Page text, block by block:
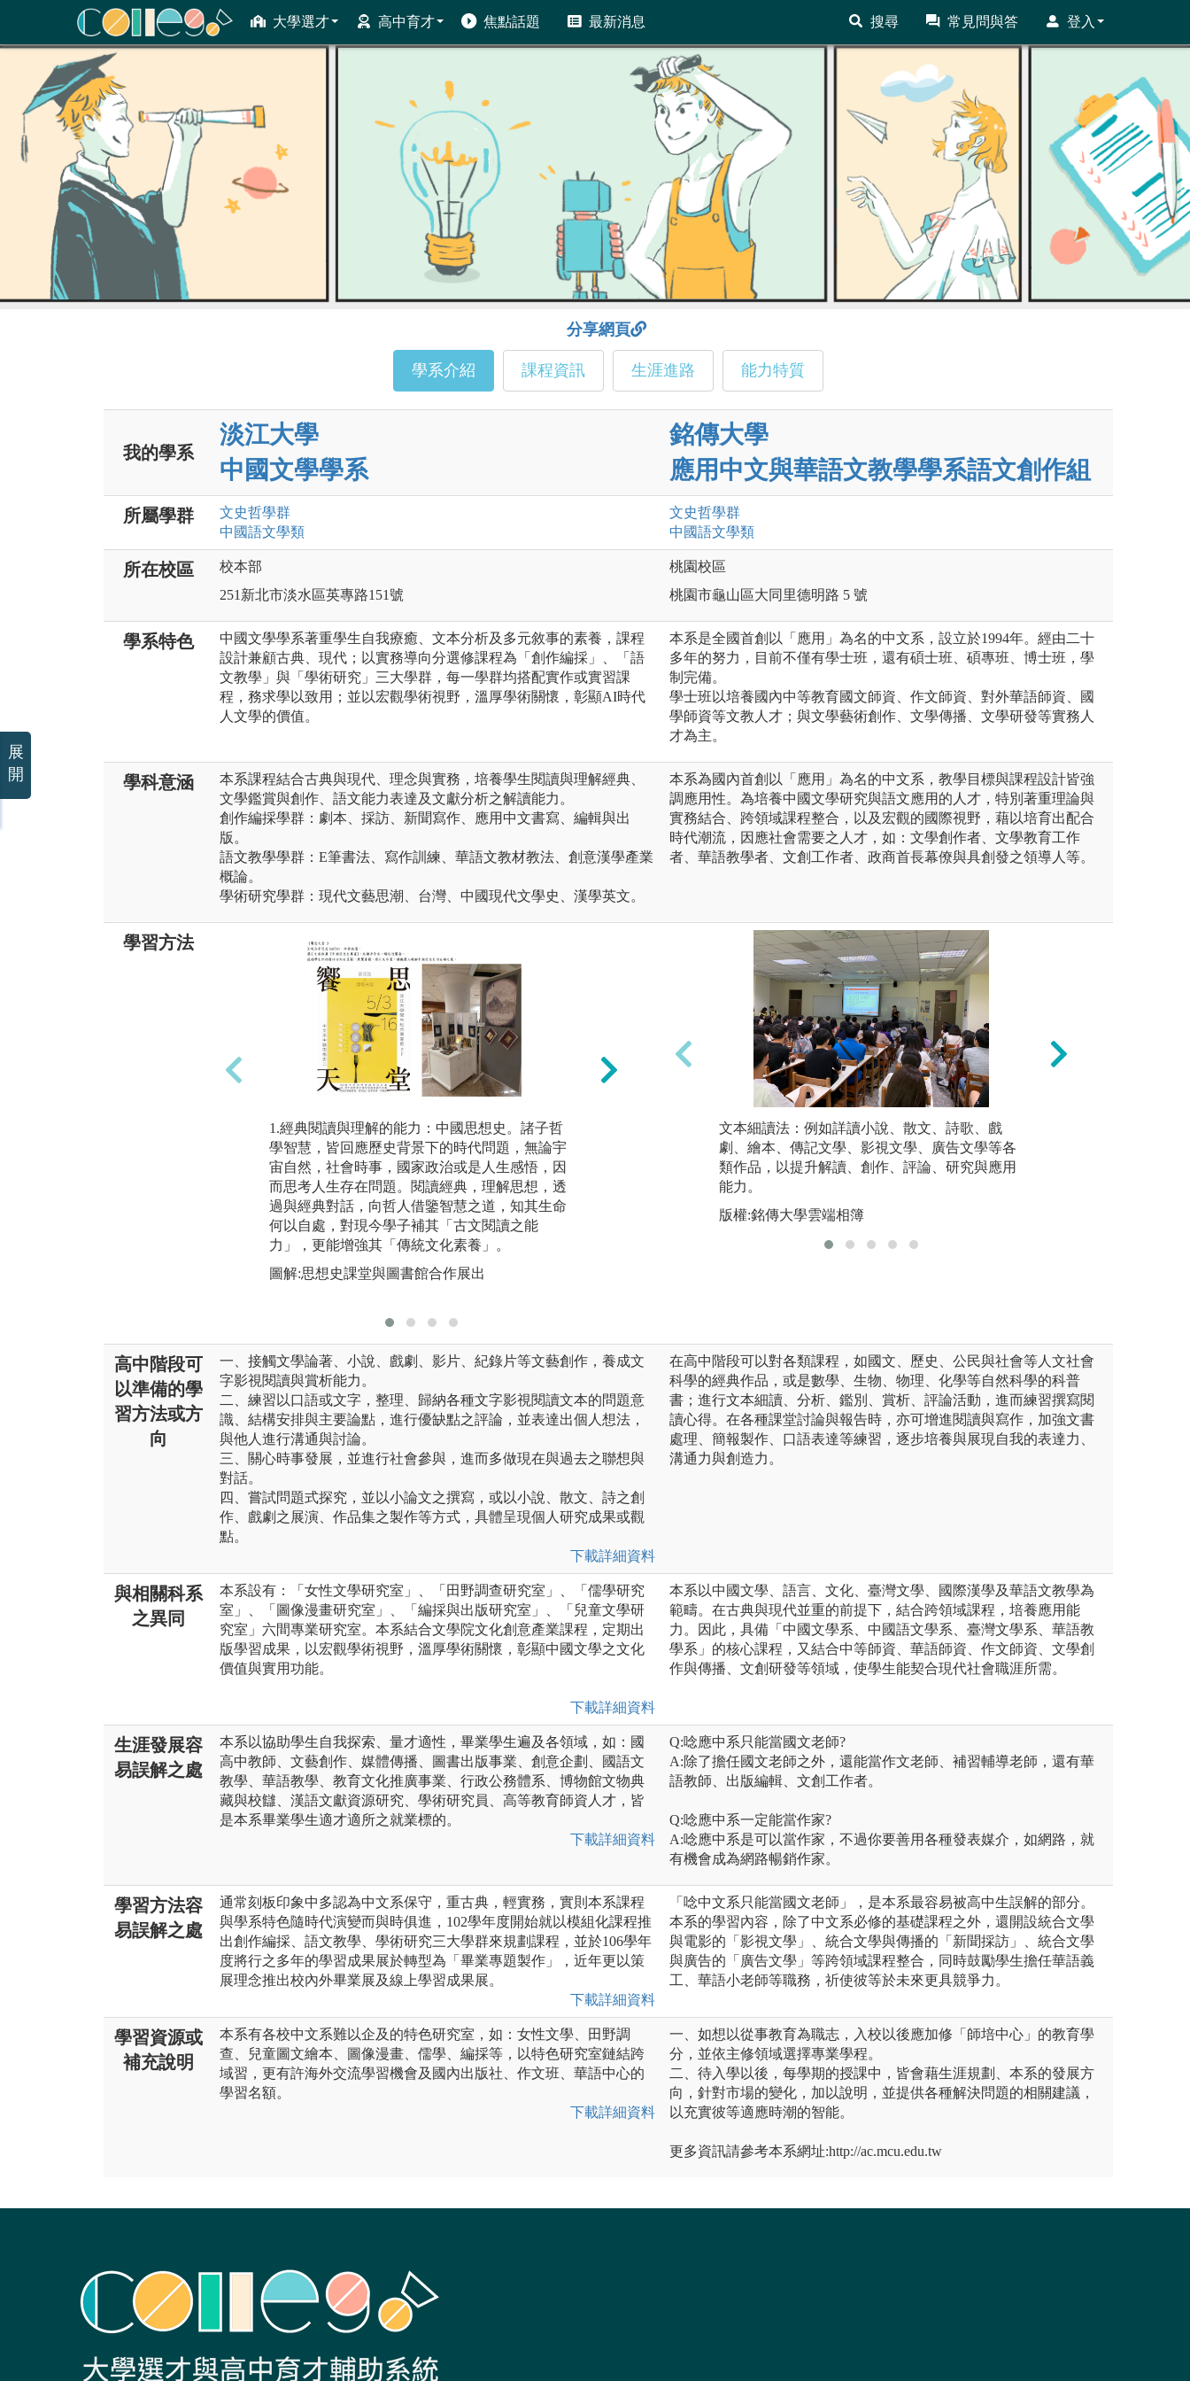
大學選才 高中育才 焦點話題 最新消息 搜尋 常見問與答 登入
ColleGo! 大學選才與高中育才輔助系統
分享網頁
學系介紹 課程資訊 生涯進路 能力特質
我的學系
淡江大學
中國文學學系
銘傳大學
應用中文與華語文教學學系語文創作組
所屬學群 文史哲學群
中國語文學類
文史哲學群
中國語文學類
所在校區
校本部
251新北市淡水區英專路151號
桃園校區
桃園市龜山區大同里德明路 5 號
學系特色
中國文學學系著重學生自我療癒、文本分析及多元敘事的素養，課程
設計兼顧古典、現代；以實務導向分選修課程為「創作編採」、「語
文教學」與「學術研究」三大學群，每一學群均搭配實作或實習課
程，務求學以致用；並以宏觀學術視野，溫厚學術關懷，彰顯AI時代
人文學的價值。
本系是全國首創以「應用」為名的中文系，設立於1994年。經由二十
多年的努力，目前不僅有學士班，還有碩士班、碩專班、博士班，學
制完備。
學士班以培養國內中等教育國文師資、作文師資、對外華語師資、國
學師資等文教人才；與文學藝術創作、文學傳播、文學研發等實務人
才為主。
學科意涵
本系課程結合古典與現代、理念與實務，培養學生閱讀與理解經典、
文學鑑賞與創作、語文能力表達及文獻分析之解讀能力。
創作編採學群：劇本、採訪、新聞寫作、應用中文書寫、編輯與出
版。
語文教學學群：E筆書法、寫作訓練、華語文教材教法、創意漢學產業
概論。
學術研究學群：現代文藝思潮、台灣、中國現代文學史、漢學英文。
本系為國內首創以「應用」為名的中文系，教學目標與課程設計皆強
調應用性。為培養中國文學研究與語文應用的人才，特別著重理論與
實務結合、跨領域課程整合，以及宏觀的國際視野，藉以培育出配合
時代潮流，因應社會需要之人才，如：文學創作者、文學教育工作
者、華語教學者、文創工作者、政商首長幕僚與具創發之領導人等。
學習方法
1.經典閱讀與理解的能力：中國思想史。諸子哲
學智慧，皆回應歷史背景下的時代問題，無論宇
宙自然，社會時事，國家政治或是人生感悟，因
而思考人生存在問題。閱讀經典，理解思想，透
過與經典對話，向哲人借鑒智慧之道，知其生命
何以自處，對現今學子補其「古文閱讀之能
力」，更能增強其「傳統文化素養」。
圖解:思想史課堂與圖書館合作展出
2.文學鑑賞與創作的能力：教導同學對古典文
學、現代文學的生發、歷史進程、重要理論與流
派等作概要性的認識，以期同學能對於古典文
學、現代文學的發展、各文類(詩、詞、曲、駢
賦、新詩、散文、小說、戲劇)特徵以及代表性作
家有所認識，並能在日後有進一步的延伸閱讀與
文本細讀法：例如詳讀小說、散文、詩歌、戲
劇、繪本、傳記文學、影視文學、廣告文學等各
類作品，以提升解讀、創作、評論、研究與應用
能力。
版權:銘傳大學雲端相簿
高中階段可
以準備的學
習方法或方
向
一、接觸文學論著、小說、戲劇、影片、紀錄片等文藝創作，養成文
字影視閱讀與賞析能力。
二、練習以口語或文字，整理、歸納各種文字影視閱讀文本的問題意
識、結構安排與主要論點，進行優缺點之評論，並表達出個人想法，
與他人進行溝通與討論。
三、關心時事發展，並進行社會參與，進而多做現在與過去之聯想與
對話。
四、嘗試問題式探究，並以小論文之撰寫，或以小說、散文、詩之創
作、戲劇之展演、作品集之製作等方式，具體呈現個人研究成果或觀
點。
下載詳細資料
在高中階段可以對各類課程，如國文、歷史、公民與社會等人文社會
科學的經典作品，或是數學、生物、物理、化學等自然科學的科普
書；進行文本細讀、分析、鑑別、賞析、評論活動，進而練習撰寫閱
讀心得。在各種課堂討論與報告時，亦可增進閱讀與寫作，加強文書
處理、簡報製作、口語表達等練習，逐步培養與展現自我的表達力、
溝通力與創造力。
與相關科系
之異同
本系設有：「女性文學研究室」、「田野調查研究室」、「儒學研究
室」、「圖像漫畫研究室」、「編採與出版研究室」、「兒童文學研
究室」六間專業研究室。本系結合文學院文化創意產業課程，定期出
版學習成果，以宏觀學術視野，溫厚學術關懷，彰顯中國文學之文化
價值與實用功能。
下載詳細資料
本系以中國文學、語言、文化、臺灣文學、國際漢學及華語文教學為
範疇。在古典與現代並重的前提下，結合跨領域課程，培養應用能
力。因此，具備「中國文學系、中國語文學系、臺灣文學系、華語教
學系」的核心課程，又結合中等師資、華語師資、作文師資、文學創
作與傳播、文創研發等領域，使學生能契合現代社會職涯所需。
生涯發展容
易誤解之處
本系以協助學生自我探索、量才適性，畢業學生遍及各領域，如：國
高中教師、文藝創作、媒體傳播、圖書出版事業、創意企劃、國語文
教學、華語教學、教育文化推廣事業、行政公務體系、博物館文物典
藏與校讎、漢語文獻資源研究、學術研究員、高等教育師資人才，皆
是本系畢業學生適才適所之就業標的。
下載詳細資料
Q:唸應中系只能當國文老師?
A:除了擔任國文老師之外，還能當作文老師、補習輔導老師，還有華
語教師、出版編輯、文創工作者。
Q:唸應中系一定能當作家?
A:唸應中系是可以當作家，不過你要善用各種發表媒介，如網路，就
有機會成為網路暢銷作家。
學習方法容
易誤解之處
通常刻板印象中多認為中文系保守，重古典，輕實務，實則本系課程
與學系特色隨時代演變而與時俱進，102學年度開始就以模組化課程推
出創作編採、語文教學、學術研究三大學群來規劃課程，並於106學年
度將行之多年的學習成果展於轉型為「畢業專題製作」，近年更以策
展理念推出校內外畢業展及線上學習成果展。
下載詳細資料
「唸中文系只能當國文老師」，是本系最容易被高中生誤解的部分。
本系的學習內容，除了中文系必修的基礎課程之外，還開設統合文學
與電影的「影視文學」、統合文學與傳播的「新聞採訪」、統合文學
與廣告的「廣告文學」等跨領域課程整合，同時鼓勵學生擔任華語義
工、華語小老師等職務，祈使彼等於未來更具競爭力。
學習資源或
補充說明
本系有各校中文系難以企及的特色研究室，如：女性文學、田野調
查、兒童圖文繪本、圖像漫畫、儒學、編採等，以特色研究室鏈結跨
域習，更有許海外交流學習機會及國內出版社、作文班、華語中心的
學習名額。
下載詳細資料
一、如想以從事教育為職志，入校以後應加修「師培中心」的教育學
分，並依主修領域選擇專業學程。
二、待入學以後，每學期的授課中，皆會藉生涯規劃、本系的發展方
向，針對市場的變化，加以說明，並提供各種解決問題的相關建議，
以充實彼等適應時潮的智能。
更多資訊請參考本系網址:http://ac.mcu.edu.tw
展
開